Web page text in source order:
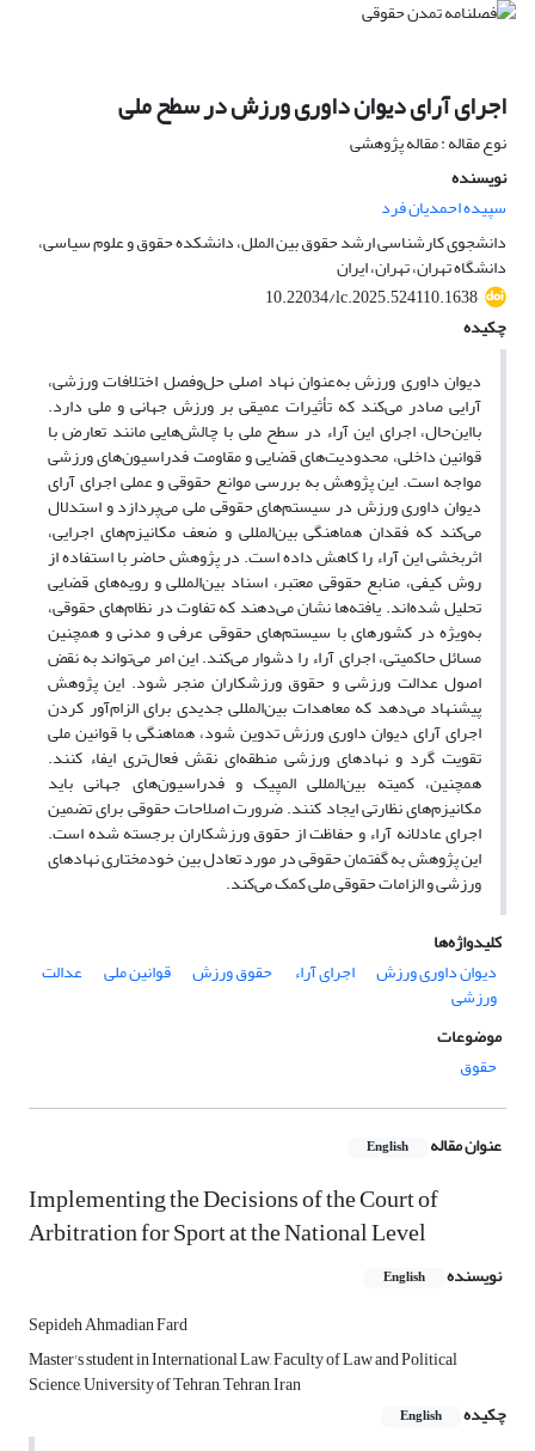
اجرای آرای دیوان داوری ورزش در سطح ملی
نوع مقاله : مقاله پژوهشی
نویسنده
سپیده احمدیان فرد
دانشجوی کارشناسی ارشد حقوق بین الملل، دانشکده حقوق و علوم سیاسی،
دانشگاه تهران، تهران، ایران
10.22034/lc.2025.524110.1638
چکیده
دیوان داوری ورزش به‌عنوان نهاد اصلی حل‌وفصل اختلافات ورزشی،
آرایی صادر می‌کند که تأثیرات عمیقی بر ورزش جهانی و ملی دارد.
بااین‌حال، اجرای این آراء در سطح ملی با چالش‌هایی مانند تعارض با
قوانین داخلی، محدودیت‌های قضایی و مقاومت فدراسیون‌های ورزشی
مواجه است. این پژوهش به بررسی موانع حقوقی و عملی اجرای آرای
دیوان داوری ورزش در سیستم‌های حقوقی ملی می‌پردازد و استدلال
می‌کند که فقدان هماهنگی بین‌المللی و ضعف مکانیزم‌های اجرایی،
اثربخشی این آراء را کاهش داده است. در پژوهش حاضر با استفاده از
روش کیفی، منابع حقوقی معتبر، اسناد بین‌المللی و رویه‌های قضایی
تحلیل شده‌اند. یافته‌ها نشان می‌دهند که تفاوت در نظام‌های حقوقی،
به‌ویژه در کشورهای با سیستم‌های حقوقی عرفی و مدنی و همچنین
مسائل حاکمیتی، اجرای آراء را دشوار می‌کند. این امر می‌تواند به نقض
اصول عدالت ورزشی و حقوق ورزشکاران منجر شود. این پژوهش
پیشنهاد می‌دهد که معاهدات بین‌المللی جدیدی برای الزام‌آور کردن
اجرای آرای دیوان داوری ورزش تدوین شود، هماهنگی با قوانین ملی
تقویت گرد و نهادهای ورزشی منطقه‌ای نقش فعال‌تری ایفاء کنند.
همچنین، کمیته بین‌المللی المپیک و فدراسیون‌های جهانی باید
مکانیزم‌های نظارتی ایجاد کنند. ضرورت اصلاحات حقوقی برای تضمین
اجرای عادلانه آراء و حفاظت از حقوق ورزشکاران برجسته شده است.
این پژوهش به گفتمان حقوقی در مورد تعادل بین خودمختاری نهادهای
ورزشی و الزامات حقوقی ملی کمک می‌کند.
کلیدواژه‌ها
دیوان داوری ورزش
اجرای آراء حقوق ورزش قوانین ملی عدالت
ورزشی
موضوعات
حقوق
عنوان مقاله English
Implementing the Decisions of the Court of
Arbitration for Sport at the National Level
نویسنده English
Sepideh Ahmadian Fard
Master's student in International Law, Faculty of Law and Political
Science, University of Tehran, Tehran, Iran
چکیده
English